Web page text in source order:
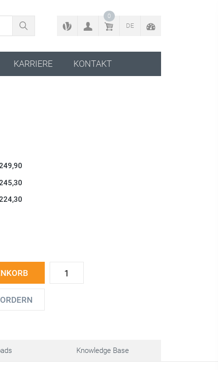
ZURÜCK ZUM KONFIGURATOR
0
DE
KARRIERE KONTAKT
Knowledge Base